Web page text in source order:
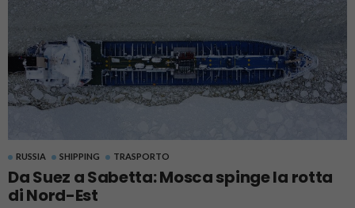
RUSSIA SHIPPING TRASPORTO
Da Suez a Sabetta: Mosca spinge la rotta
di Nord-Est